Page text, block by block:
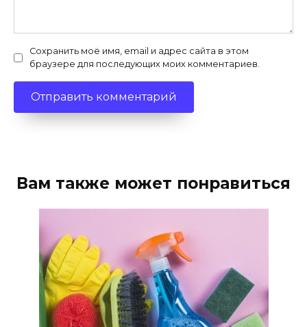
Сохранить моё имя, email и адрес сайта в этом
браузере для последующих моих комментариев.
Вам также может понравиться